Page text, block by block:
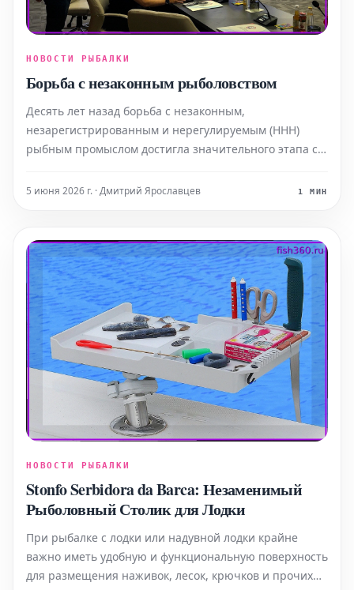
НОВОСТИ РЫБАЛКИ
Борьба с незаконным рыболовством
Десять лет назад борьба с незаконным,
незарегистрированным и нерегулируемым (ННН)
рыбным промыслом достигла значительного этапа с
государства порта (PSMA). PSMA — это первое
5 июня 2026 г. · Дмитрий Ярославцев 1 МИН
НОВОСТИ РЫБАЛКИ
Stonfo Serbidora da Barca: Незаменимый
Рыболовный Столик для Лодки
При рыбалке с лодки или надувной лодки крайне
важно иметь удобную и функциональную поверхность
для размещения наживок, лесок, крючков и прочих